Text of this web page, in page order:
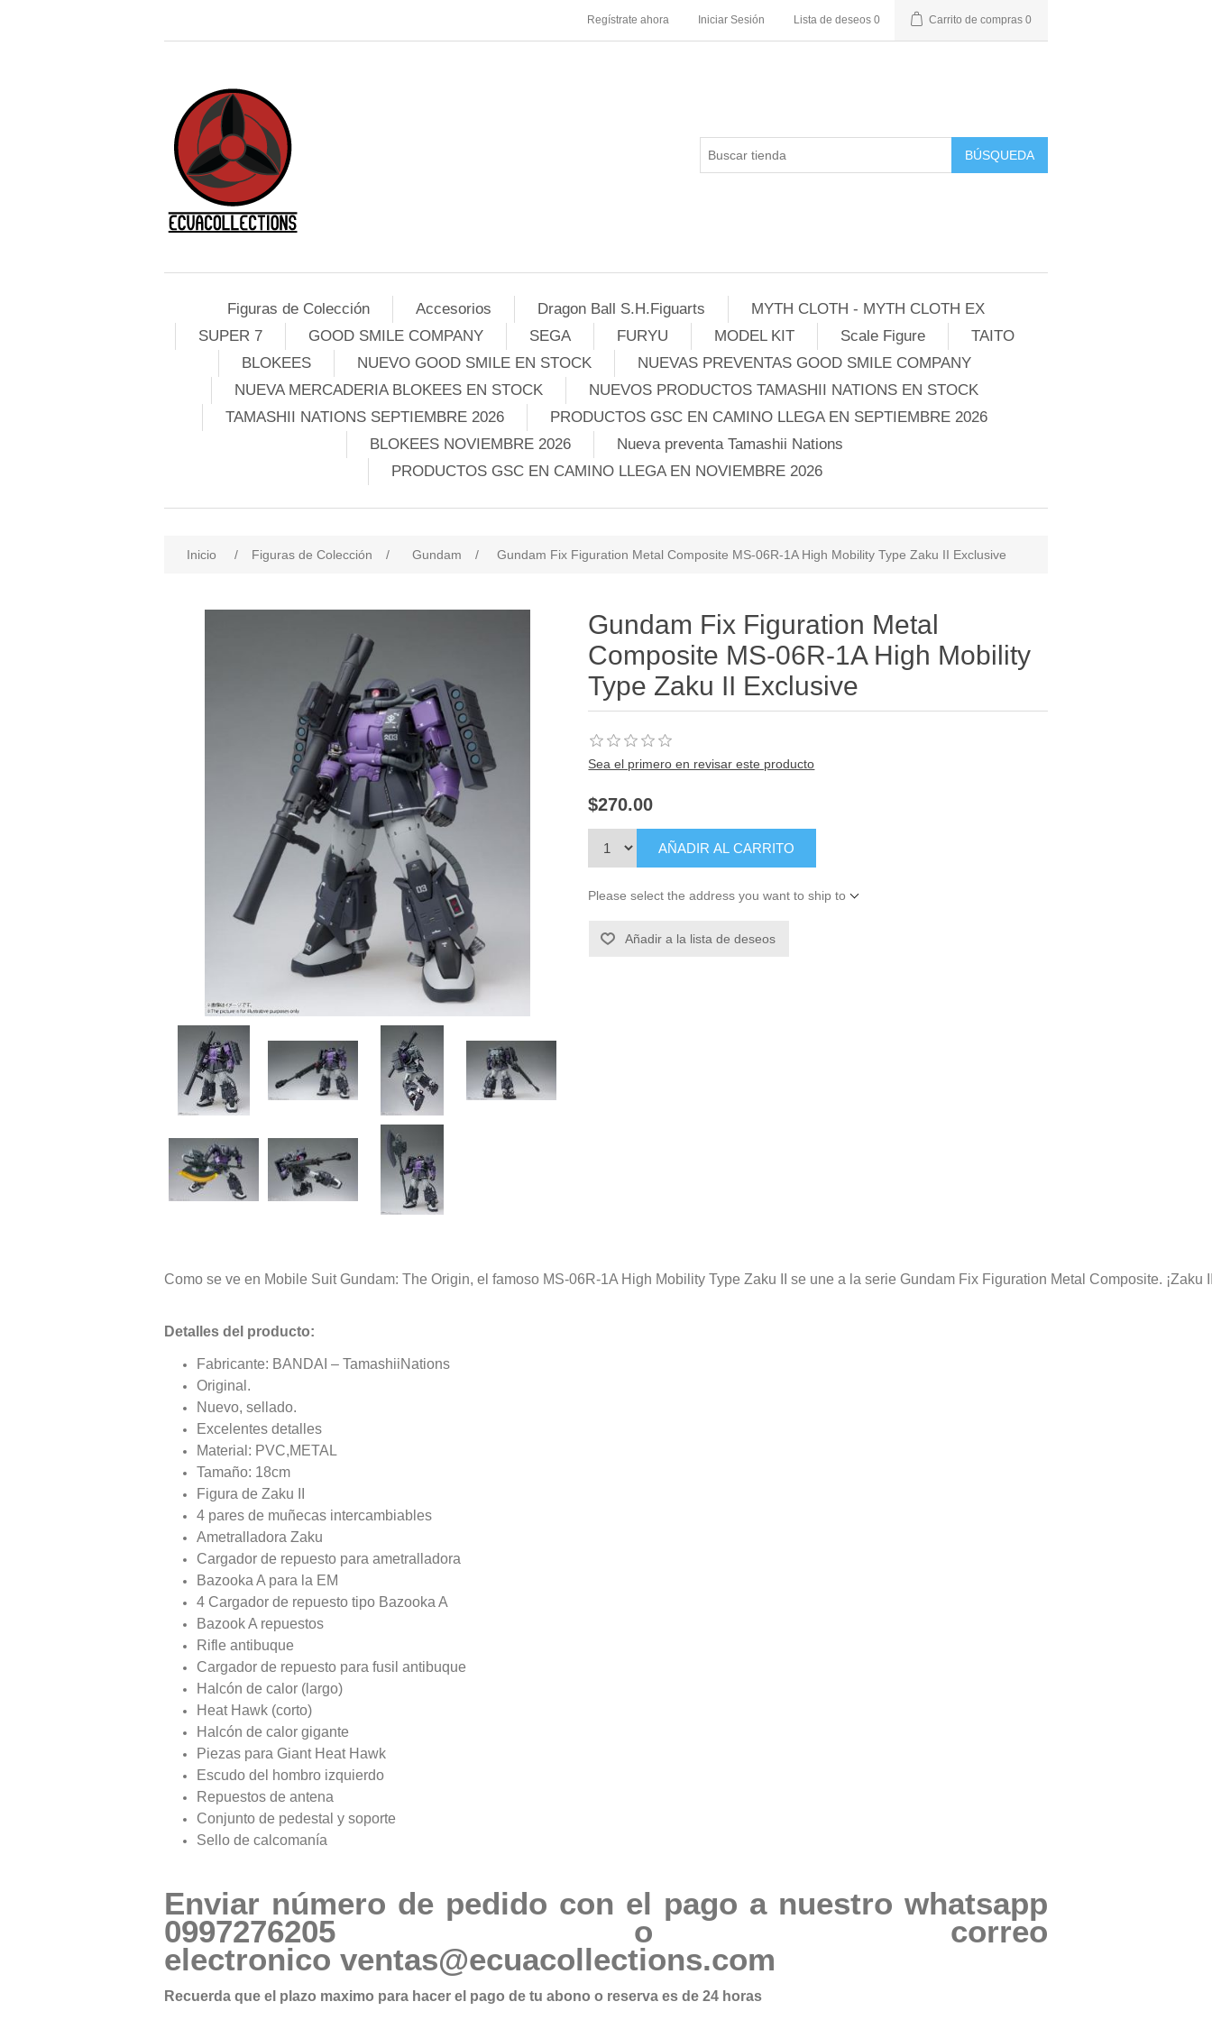
Regístrate ahora Iniciar Sesión Lista de deseos 0 Carrito de compras 0
BÚSQUEDA
Figuras de Colección Accesorios Dragon Ball S.H.Figuarts
MYTH CLOTH - MYTH CLOTH EX
SUPER 7
GOOD SMILE COMPANY SEGA FURYU MODEL KIT Scale Figure
TAITO
BLOKEES
NUEVO GOOD SMILE EN STOCK
NUEVAS PREVENTAS GOOD SMILE COMPANY
NUEVA MERCADERIA BLOKEES EN STOCK
NUEVOS PRODUCTOS TAMASHII NATIONS EN STOCK
TAMASHII NATIONS SEPTIEMBRE 2026
PRODUCTOS GSC EN CAMINO LLEGA EN SEPTIEMBRE 2026
BLOKEES NOVIEMBRE 2026
Nueva preventa Tamashii Nations
PRODUCTOS GSC EN CAMINO LLEGA EN NOVIEMBRE 2026
Inicio / Figuras de Colección / Gundam / Gundam Fix Figuration Metal Composite MS-06R-1A High Mobility Type Zaku II Exclusive
Gundam Fix Figuration Metal
Composite MS-06R-1A High Mobility
Type Zaku II Exclusive
Sea el primero en revisar este producto
$270.00
AÑADIR AL CARRITO
Please select the address you want to ship to
Añadir a la lista de deseos
Como se ve en Mobile Suit Gundam: The Origin, el famoso MS-06R-1A High Mobility Type Zaku II se une a la serie Gundam Fix Figuration Metal Composite.
Detalles del producto:
Fabricante: BANDAI – TamashiiNations
Original.
Nuevo, sellado.
Excelentes detalles
Material: PVC,METAL
Tamaño: 18cm
Figura de Zaku II
4 pares de muñecas intercambiables
Ametralladora Zaku
Cargador de repuesto para ametralladora
Bazooka A para la EM
4 Cargador de repuesto tipo Bazooka A
Bazook A repuestos
Rifle antibuque
Cargador de repuesto para fusil antibuque
Halcón de calor (largo)
Heat Hawk (corto)
Halcón de calor gigante
Piezas para Giant Heat Hawk
Escudo del hombro izquierdo
Repuestos de antena
Conjunto de pedestal y soporte
Sello de calcomanía
Enviar número de pedido con el pago a nuestro whatsapp
0997276205 o correo
electronico ventas@ecuacollections.com
Recuerda que el plazo maximo para hacer el pago de tu abono o reserva es de 24 horas